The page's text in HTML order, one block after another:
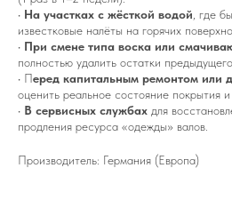
• На участках с жёсткой водой , где
известковые налёты на горячих
• При смене типа воска или
полностью удалить остатки
• Перед капитальным ремонтом или
оценить реальное состояние покрытия
• В сервисных службах для
продления ресурса «одежды» валов.
Производитель: Германия (Европа)